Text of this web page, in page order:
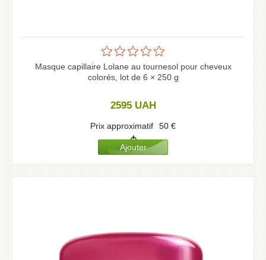
Masque capillaire Lolane au tournesol pour cheveux
colorés, lot de 6 × 250 g
2595 UAH
Prix approximatif 50 €